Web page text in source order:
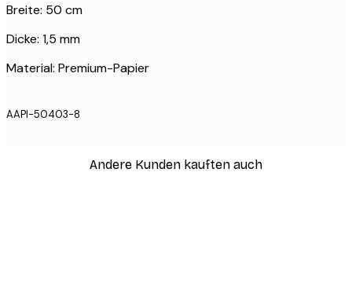
Breite: 50 cm
Dicke: 1,5 mm
Material: Premium-Papier
AAPI-50403-8
Andere Kunden kauften auch